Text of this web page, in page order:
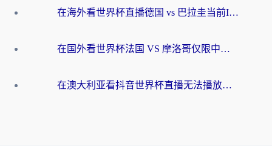
在海外看世界杯直播德国 vs 巴拉圭当前IP受限制？这篇指南帮你轻松解决地区限制
在国外看世界杯法国 VS 摩洛哥仅限中国大陆？别让地域限制拦下你的欢呼
在澳大利亚看抖音世界杯直播无法播放？海外党体育观赛终极指南来了！